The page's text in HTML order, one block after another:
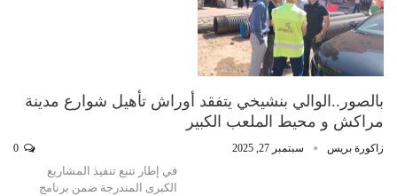
بالصور..الوالي بنشيخي يتفقد أوراش تأهيل شوارع مدينة
مراكش و محيط الملعب الكبير
زاكورة بريس سبتمبر 27, 2025
في إطار تتبع تنفيذ المشاريع
الكبرى المندرجة ضمن برنامج